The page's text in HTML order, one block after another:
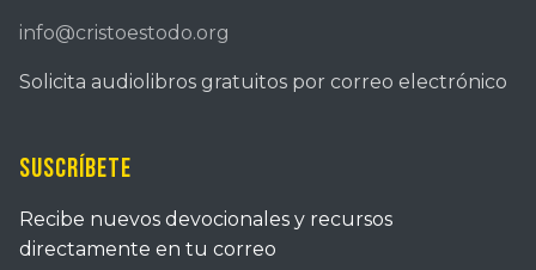
info@cristoestodo.org
Solicita audiolibros gratuitos por correo electrónico
Suscríbete
Recibe nuevos devocionales y recursos
directamente en tu correo